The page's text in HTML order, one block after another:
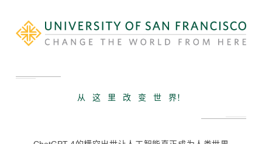
从 这 里 改 变 世 界！